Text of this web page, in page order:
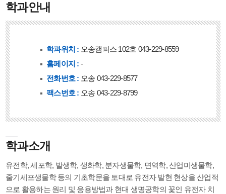
학과안내
학과위치 : 오송캠퍼스 102호 043-229-8559
홈페이지 : -
전화번호 : 오송 043-229-8577
팩스번호 : 오송 043-229-8799
학과소개
유전학, 세포학, 발생학, 생화학, 분자생물학, 면역학, 산업미생물학,
줄기세포생물학 등의 기초학문을 토대로 유전자 발현 현상을 산업적
으로 활용하는 원리 및 응용방법과 현대 생명공학의 꽃인 유전자 치